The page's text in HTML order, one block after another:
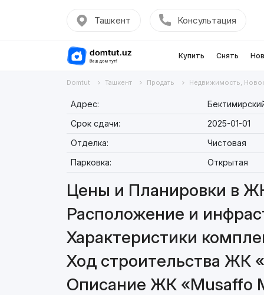
Ташкент Консультация
Купить Снять
Domtut Ташкент Продать Недвижимость,
Адрес:
Срок сдачи:
2025-01-01
Отделка:
Чистовая
Парковка:
Открытая
Цены и Планировки в
Расположение и
Характеристики
Ход строительства ЖК
Описание ЖК «Musaffo